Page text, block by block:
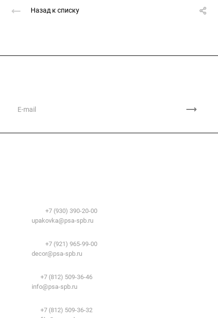
Назад к списку
Реквизиты
Вопрос-ответ
+7 (930) 390-20-00
upakovka@psa-spb.ru
+7 (921) 965-99-00
decor@psa-spb.ru
+7 (812) 509-36-46
info@psa-spb.ru
+7 (812) 509-36-32